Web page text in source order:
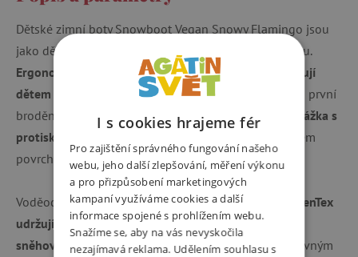
Dětské zimní boty Snowboot Vegan Snowy Flamingo jsou
jako dělané pro zimní radovánky a dovádění ve sněhu.
Ergonomický tvar a dostatek místa pro prsty umožňují
dětem přirozený pohyba pohodlné skákání, běhání i první
brodění ve sněhových závějích.
Tenká a ohebná podrážka s
protiskluzovým vzorkem
zajišťuje stabilitu na kluzkém
povrchu a bezpečný krok.
Voděodolný svrchní materiál spolu smembránou AffenTex
udržují nožky suché i během těch nejdivočejších
sněhových bitev,a díky praktickým tkaničkám s posuvným
I s cookies hrajeme fér
Pro zajištění správného fungování našeho
webu, jeho další zlepšování, měření výkonu
a pro přizpůsobení marketingových
kampaní využíváme cookies a další
informace spojené s prohlížením webu.
Snažíme se, aby na vás nevyskočila
nezajímavá reklama. Udělením souhlasu s